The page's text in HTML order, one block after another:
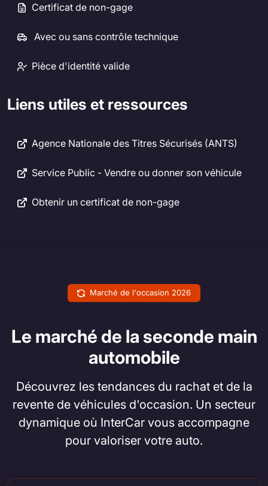
Certificat de non-gage
Avec ou sans contrôle technique
Pièce d'identité valide
Liens utiles et ressources
Agence Nationale des Titres Sécurisés (ANTS)
Service Public - Vendre ou donner son véhicule
Obtenir un certificat de non-gage
Marché de l'occasion 2026
Le marché de la seconde main
automobile
Découvrez les tendances du rachat et de la
revente de véhicules d'occasion. Un secteur
dynamique où InterCar vous accompagne
pour valoriser votre auto.